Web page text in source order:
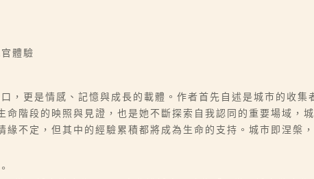
體驗
，更是情感、記憶與成長的載體。作者首先自述是城市的收
階段的映照與見證，也是她不斷探索自我認同的重要場域，
不定，但其中的經驗累積都將成為生命的支持。城市即涅槃